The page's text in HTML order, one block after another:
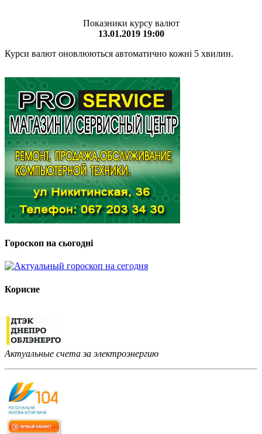
Показники курсу валют
13.01.2019 19:00
Курси валют оновлюються автоматично кожні 5 хвилин.
Гороскоп на сьогодні
Корисне
Актуальные счета за электроэнергию